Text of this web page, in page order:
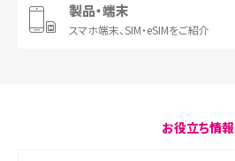
製品・端末
スマホ端末、SIM・eSIMをご紹介
お役立ち情報